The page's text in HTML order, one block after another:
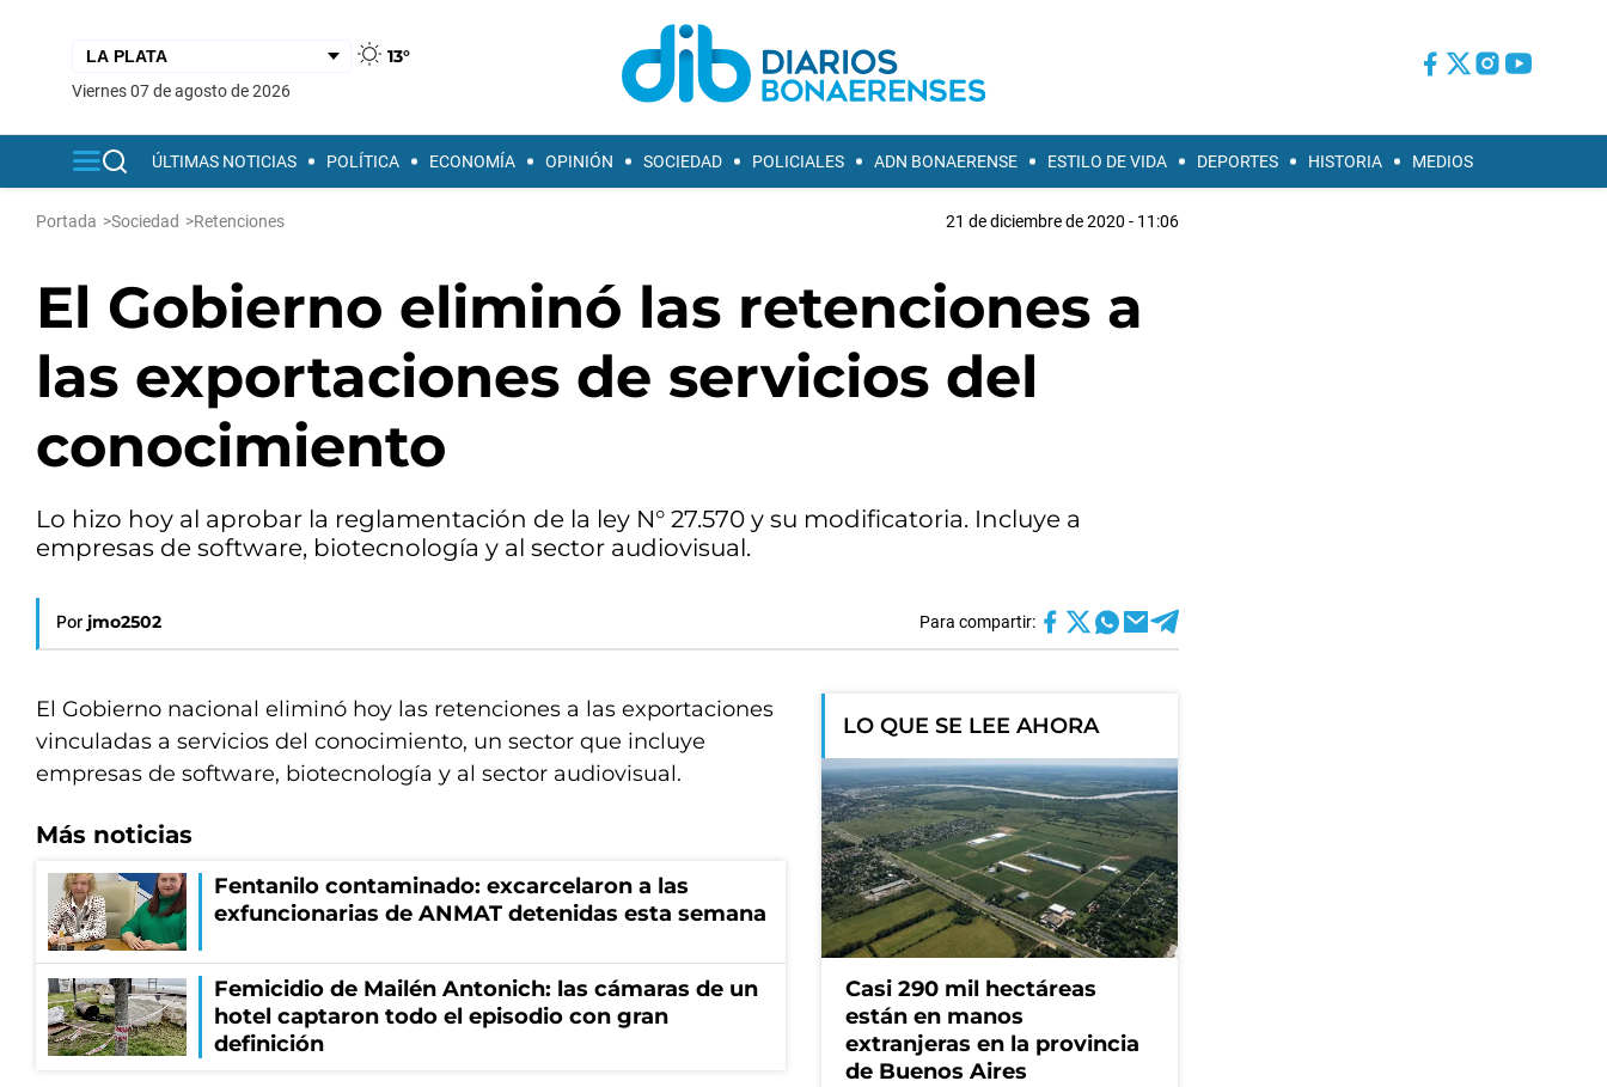
13°
viernes 07 de agosto de 2026
ÚLTIMAS NOTICIAS POLÍTICA ECONOMÍA OPINIÓN SOCIEDAD POLICIALES ADN BONAERENSE ESTILO DE VIDA DEPORTES HISTORIA MEDIOS
Portada >Sociedad >Retenciones 21 de diciembre de 2020 - 11:06
El Gobierno eliminó las retenciones a
las exportaciones de servicios del
conocimiento
Lo hizo hoy al aprobar la reglamentación de la ley N° 27.570 y su modificatoria. Incluye a
empresas de software, biotecnología y al sector audiovisual.
Por jmo2502 Para compartir:
El Gobierno nacional eliminó hoy las retenciones a las exportaciones
vinculadas a servicios del conocimiento, un sector que incluye
empresas de software, biotecnología y al sector audiovisual.
Más noticias
Fentanilo contaminado: excarcelaron a las
exfuncionarias de ANMAT detenidas esta semana
Femicidio de Mailén Antonich: las cámaras de un
hotel captaron todo el episodio con gran
definición
LO QUE SE LEE AHORA
Casi 290 mil hectáreas
están en manos
extranjeras en la provincia
de Buenos Aires